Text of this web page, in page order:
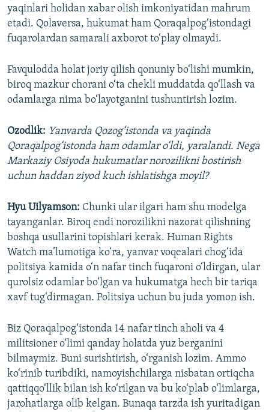
yaqinlari holidan xabar olish imkoniyatidan mahrum
etadi. Qolaversa, hukumat ham Qoraqalpog‘istondagi
fuqarolardan samarali axborot to‘play olmaydi.
Favqulodda holat joriy qilish qonuniy bo‘lishi mumkin,
biroq mazkur chorani o‘ta chekli muddatda qo‘llash va
odamlarga nima bo‘layotganini tushuntirish lozim.
Ozodlik: Yanvarda Qozog‘istonda va yaqinda
Qoraqalpog‘istonda ham odamlar o‘ldi, yaralandi. Nega
Markaziy Osiyoda hukumatlar norozilikni bostirish
uchun haddan ziyod kuch ishlatishga moyil?
Hyu Uilyamson: Chunki ular ilgari ham shu modelga
tayanganlar. Biroq endi norozilikni nazorat qilishning
boshqa usullarini topishlari kerak. Human Rights
Watch ma’lumotiga ko‘ra, yanvar voqealari chog‘ida
politsiya kamida o‘n nafar tinch fuqaroni o‘ldirgan, ular
qurolsiz odamlar bo‘lgan va hukumatga hech bir tariqa
xavf tug‘dirmagan. Politsiya uchun bu juda yomon ish.
Biz Qoraqalpog‘istonda 14 nafar tinch aholi va 4
militsioner o‘limi qanday holatda yuz berganini
bilmaymiz. Buni surishtirish, o‘rganish lozim. Ammo
ko‘rinib turibdiki, namoyishchilarga nisbatan ortiqcha
qattiqqo‘llik bilan ish ko‘rilgan va bu ko‘plab o‘limlarga,
jarohatlarga olib kelgan. Bunaqa tarzda ish yuritadigan